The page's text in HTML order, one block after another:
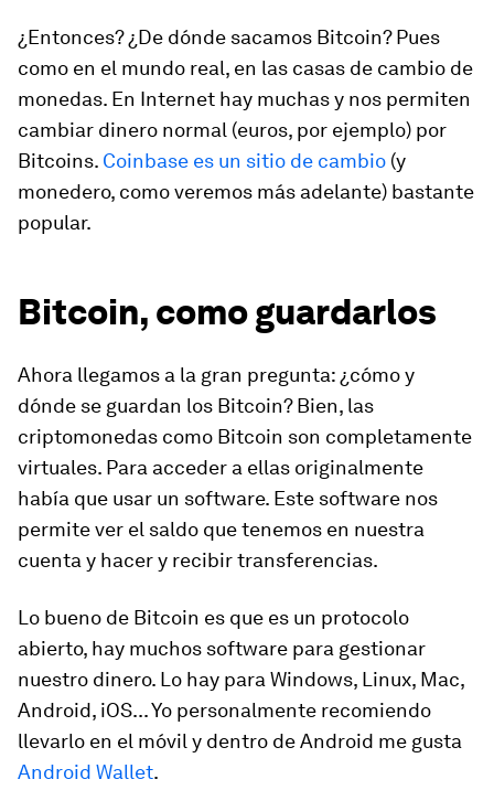
¿Entonces? ¿De dónde sacamos Bitcoin? Pues
como en el mundo real, en las casas de cambio de
monedas. En Internet hay muchas y nos permiten
cambiar dinero normal (euros, por ejemplo) por
Bitcoins. Coinbase es un sitio de cambio (y
monedero, como veremos más adelante) bastante
popular.
Bitcoin, como guardarlos
Ahora llegamos a la gran pregunta: ¿cómo y
dónde se guardan los Bitcoin? Bien, las
criptomonedas como Bitcoin son completamente
virtuales. Para acceder a ellas originalmente
había que usar un software. Este software nos
permite ver el saldo que tenemos en nuestra
cuenta y hacer y recibir transferencias.
Lo bueno de Bitcoin es que es un protocolo
abierto, hay muchos software para gestionar
nuestro dinero. Lo hay para Windows, Linux, Mac,
Android, iOS... Yo personalmente recomiendo
llevarlo en el móvil y dentro de Android me gusta
Android Wallet.